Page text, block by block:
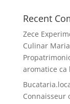
Recent
Zece
Culinar
aromatice ca
Connaisseur